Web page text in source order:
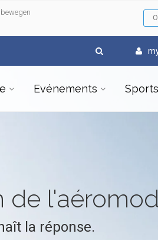
Evénements Sports
de
la réponse.